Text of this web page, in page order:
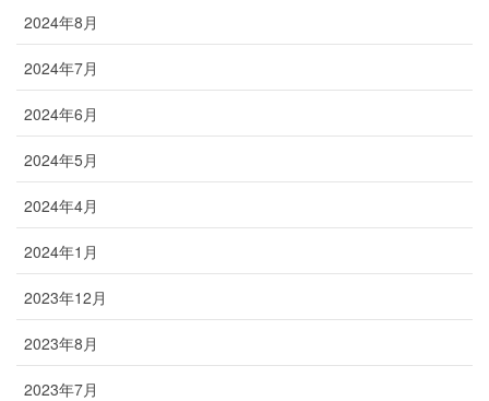
2024年8月
2024年7月
2024年6月
2024年5月
2024年4月
2024年1月
2023年12月
2023年8月
2023年7月